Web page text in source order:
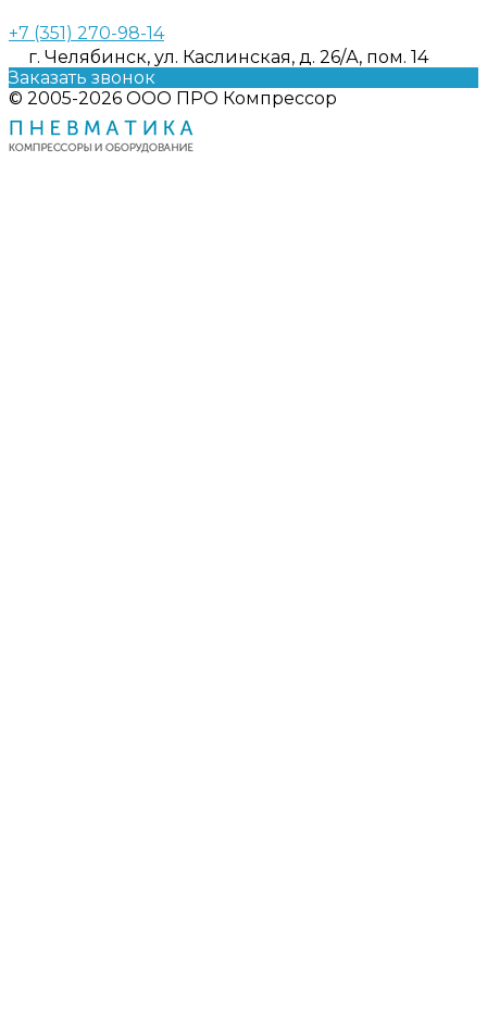
+7 (351) 270-98-14
г. Челябинск, ул. Каслинская, д. 26/А, пом. 14
Заказать звонок
© 2005-2026 ООО ПРО Компрессор